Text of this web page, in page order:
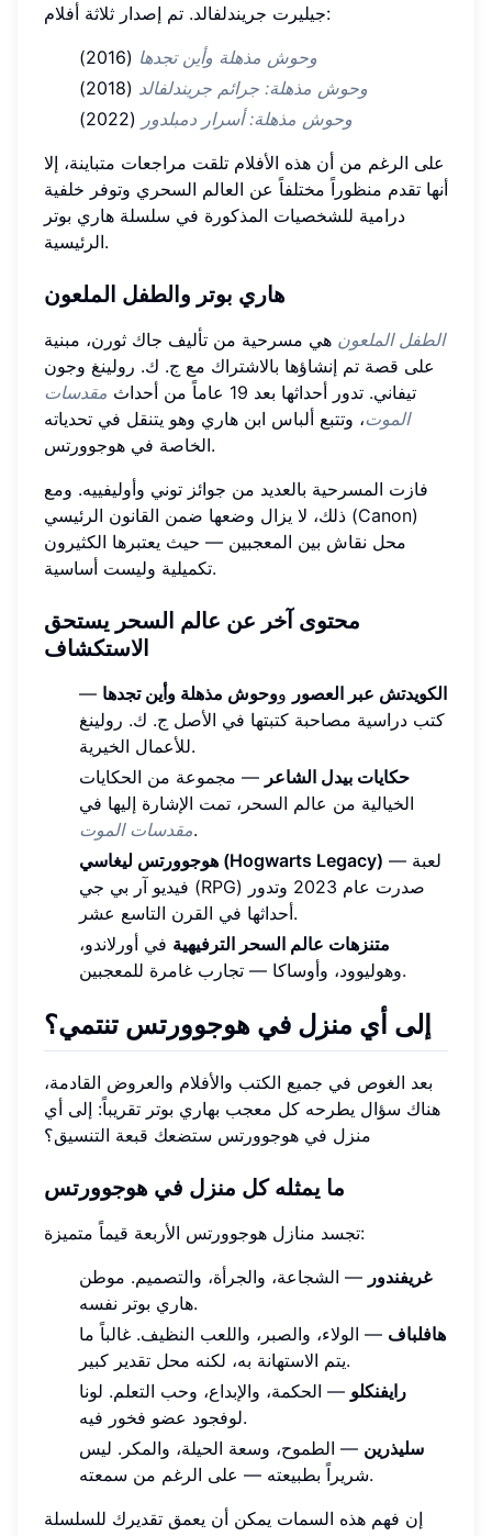
جيليرت جريندلفالد. تم إصدار ثلاثة أفلام:
وحوش مذهلة وأين تجدها (2016)
وحوش مذهلة: جرائم جريندلفالد (2018)
وحوش مذهلة: أسرار دمبلدور (2022)
على الرغم من أن هذه الأفلام تلقت مراجعات متباينة، إلا
أنها تقدم منظوراً مختلفاً عن العالم السحري وتوفر خلفية
درامية للشخصيات المذكورة في سلسلة هاري بوتر
الرئيسية.
هاري بوتر والطفل الملعون
الطفل الملعون هي مسرحية من تأليف جاك ثورن، مبنية
على قصة تم إنشاؤها بالاشتراك مع ج. ك. رولينغ وجون
تيفاني. تدور أحداثها بعد 19 عاماً من أحداث
مقدسات
الموت، وتتبع ألباس ابن هاري وهو يتنقل في تحدياته
الخاصة في هوجوورتس.
فازت المسرحية بالعديد من جوائز توني وأوليفييه. ومع
ذلك، لا يزال وضعها ضمن القانون الرئيسي (Canon)
محل نقاش بين المعجبين — حيث يعتبرها الكثيرون
تكميلية وليست أساسية.
محتوى آخر عن عالم السحر يستحق
الاستكشاف
الكويدتش عبر العصور ووحوش مذهلة وأين تجدها —
كتب دراسية مصاحبة كتبتها في الأصل ج. ك. رولينغ
للأعمال الخيرية.
حكايات بيدل الشاعر — مجموعة من الحكايات
الخيالية من عالم السحر، تمت الإشارة إليها في
مقدسات الموت.
هوجوورتس ليغاسي (Hogwarts Legacy) — لعبة
فيديو آر بي جي (RPG) صدرت عام 2023 وتدور
أحداثها في القرن التاسع عشر.
متنزهات عالم السحر الترفيهية في أورلاندو،
وهوليوود، وأوساكا — تجارب غامرة للمعجبين.
إلى أي منزل في هوجوورتس تنتمي؟
بعد الغوص في جميع الكتب والأفلام والعروض القادمة،
هناك سؤال يطرحه كل معجب بهاري بوتر تقريباً: إلى أي
منزل في هوجوورتس ستضعك قبعة التنسيق؟
ما يمثله كل منزل في هوجوورتس
تجسد منازل هوجوورتس الأربعة قيماً متميزة:
غريفندور — الشجاعة، والجرأة، والتصميم. موطن
هاري بوتر نفسه.
هافلباف — الولاء، والصبر، واللعب النظيف. غالباً ما
يتم الاستهانة به، لكنه محل تقدير كبير.
رايفنكلو — الحكمة، والإبداع، وحب التعلم. لونا
لوفجود عضو فخور فيه.
سليذرين — الطموح، وسعة الحيلة، والمكر. ليس
شريراً بطبيعته — على الرغم من سمعته.
إن فهم هذه السمات يمكن أن يعمق تقديرك للسلسلة